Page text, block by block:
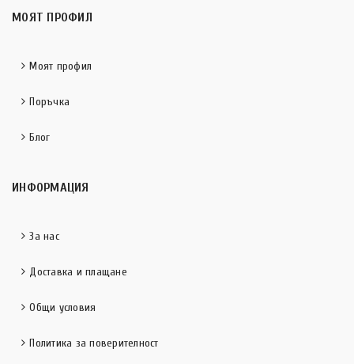
МОЯТ ПРОФИЛ
Моят профил
Поръчка
Блог
ИНФОРМАЦИЯ
За нас
Доставка и плащане
Общи условия
Политика за поверителност